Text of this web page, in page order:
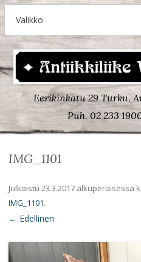
Eerikinkatu 29 Turku,
Puh. 02 233
IMG_1101
Julkaistu 23.3.2017 alkuperäisessä
IMG_1101.
← Edellinen